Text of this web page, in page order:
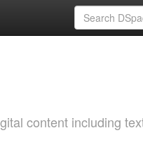
content including